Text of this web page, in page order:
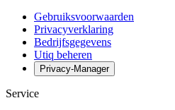
Gebruiksvoorwaarden
Privacyverklaring
Bedrijfsgegevens
Utiq beheren
Privacy-Manager
Service